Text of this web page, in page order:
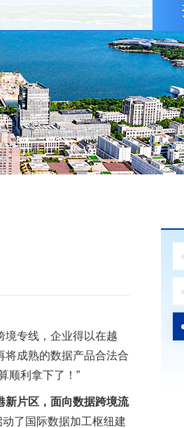
境专线，企业得以在越
将成熟的数据产品合法合
顺利拿下了！”
新片区，面向数据跨境流
了国际数据加工枢纽建